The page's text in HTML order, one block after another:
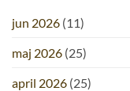
jun 2026 (11)
maj 2026 (25)
april 2026 (25)